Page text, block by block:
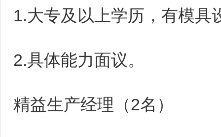
1.大专及以上学历，有模具
2.具体能力面议。
精益生产经理（2名）